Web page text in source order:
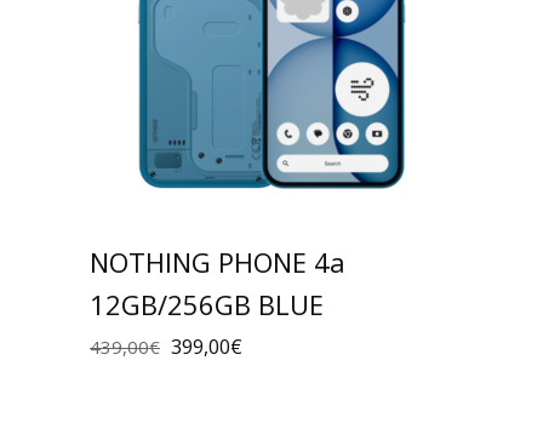
NOTHING PHONE 4a
12GB/256GB BLUE
439,00€ 399,00€